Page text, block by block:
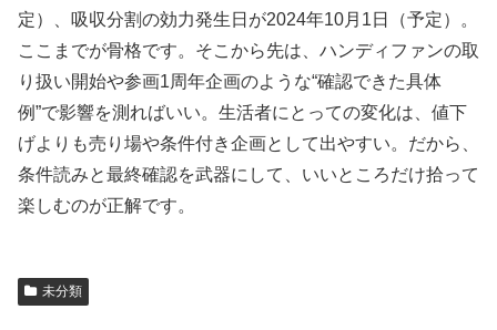
定）、吸収分割の効力発生日が2024年10月1日（予定）。
ここまでが骨格です。そこから先は、ハンディファンの取
り扱い開始や参画1周年企画のような“確認できた具体
例”で影響を測ればいい。生活者にとっての変化は、値下
げよりも売り場や条件付き企画として出やすい。だから、
条件読みと最終確認を武器にして、いいところだけ拾って
楽しむのが正解です。
未分類